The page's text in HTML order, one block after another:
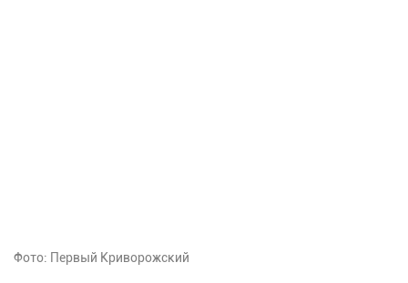
Фото: Первый Криворожский